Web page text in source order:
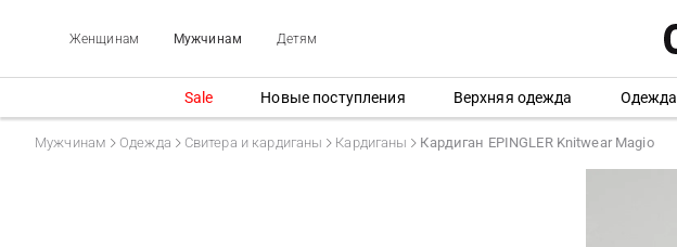
Женщинам Мужчинам Детям
Sale Новые поступления Верхняя одежда Одежда
Мужчинам Одежда Свитера и кардиганы Кардиганы Кардиган EPINGLER Knitwear Magio